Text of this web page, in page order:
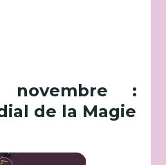
novembre :
de la Magie